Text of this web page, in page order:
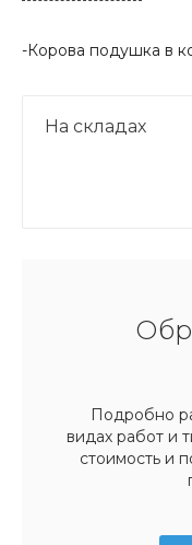
-Корова подушка в
На складах
Подробно
видах работ и
стоимость и